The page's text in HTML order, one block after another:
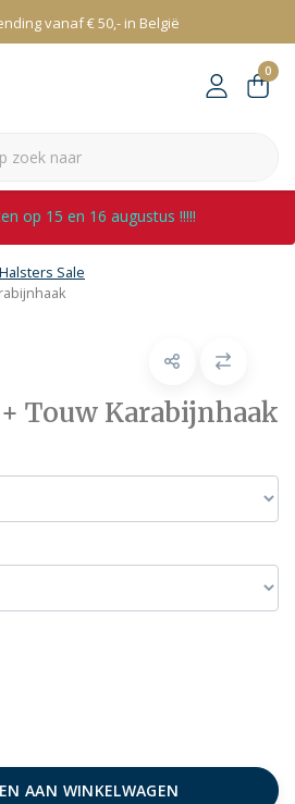
vanaf € 50,- in België
0
op 15 en 16 augustus !!!!!
Halsters Sale
Touw Karabijnhaak
AAN WINKELWAGEN